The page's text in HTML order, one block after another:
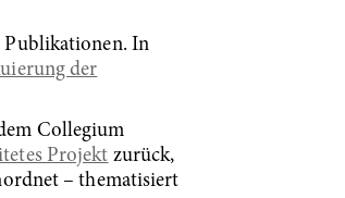
Publikationen. In
der
Collegium
Projekt zurück,
– thematisiert